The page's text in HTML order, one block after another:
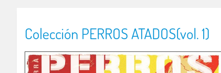
Colección PERROS ATADOS(vol. 1)